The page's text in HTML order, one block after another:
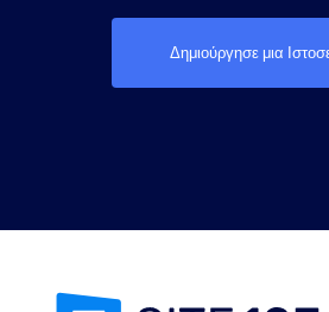
Δημιούργησε μια